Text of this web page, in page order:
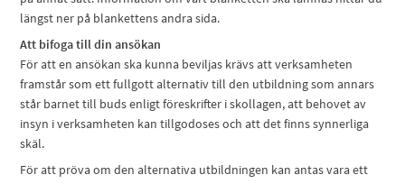
längst ner på blankettens andra sida.
Att bifoga till din ansökan
För att en ansökan ska kunna beviljas krävs att verksamheten
framstår som ett fullgott alternativ till den utbildning som annars
står barnet till buds enligt föreskrifter i skollagen, att behovet av
insyn i verksamheten kan tillgodoses och att det finns synnerliga
skäl.
För att pröva om den alternativa utbildningen kan antas vara ett